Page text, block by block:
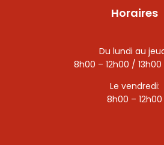
Horaires
Du lundi au
8h00 – 12h00 / 13h00
Le vendredi:
8h00 – 12h00